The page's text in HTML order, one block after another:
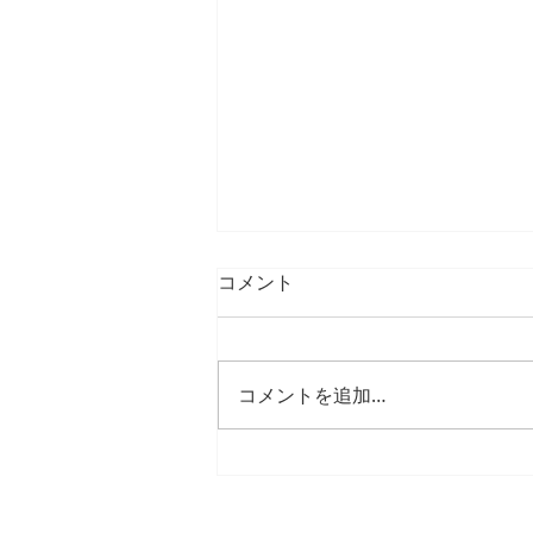
コメント
コメントを追加…